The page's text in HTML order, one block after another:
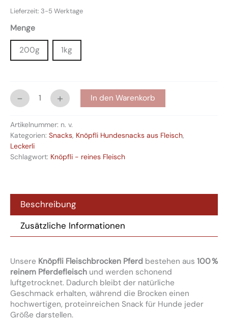
Lieferzeit: 3-5 Werktage
Menge
200g 1kg
- + In den Warenkorb
Artikelnummer: n. v.
Kategorien: Snacks, Knöpfli Hundesnacks aus Fleisch,
Leckerli
Schlagwort: Knöpfli - reines Fleisch
Beschreibung
Zusätzliche Informationen
Unsere Knöpfli Fleischbrocken Pferd bestehen aus 100 %
reinem Pferdefleisch und werden schonend
luftgetrocknet. Dadurch bleibt der natürliche
Geschmack erhalten, während die Brocken einen
hochwertigen, proteinreichen Snack für Hunde jeder
Größe darstellen.